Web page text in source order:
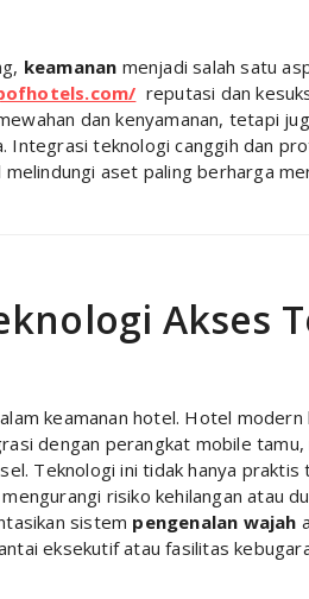
keamanan menjadi salah satu
reputasi dan
dan kenyamanan, tetapi
Integrasi teknologi canggih dan
aset paling berharga
Akses
keamanan hotel. Hotel modern
dengan perangkat mobile tamu,
Teknologi ini tidak hanya praktis
risiko kehilangan atau
sistem pengenalan wajah
eksekutif atau fasilitas